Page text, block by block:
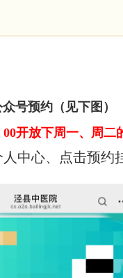
号预约（见下图）
中心、点击预约
开放下周一、周二